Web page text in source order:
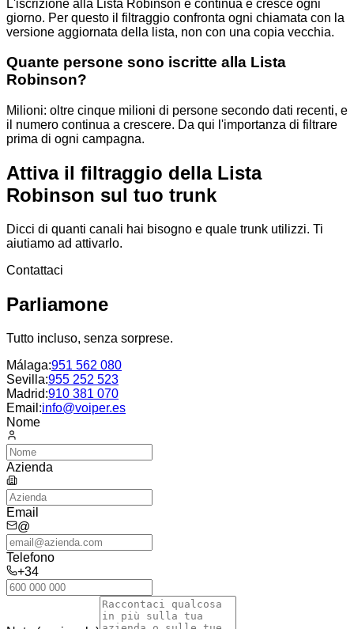
L'iscrizione alla Lista Robinson è continua e cresce ogni
giorno. Per questo il filtraggio confronta ogni chiamata con la
versione aggiornata della lista, non con una copia vecchia.
Quante persone sono iscritte alla Lista
Robinson?
Milioni: oltre cinque milioni di persone secondo dati recenti, e
il numero continua a crescere. Da qui l'importanza di filtrare
prima di ogni campagna.
Attiva il filtraggio della Lista
Robinson sul tuo trunk
Dicci di quanti canali hai bisogno e quale trunk utilizzi. Ti
aiutiamo ad attivarlo.
Contattaci
Parliamone
Tutto incluso, senza sorprese.
Málaga:951 562 080
Sevilla:955 252 523
Madrid:910 381 070
Email:info@voiper.es
Nome
Azienda
Email
@
Telefono
+34